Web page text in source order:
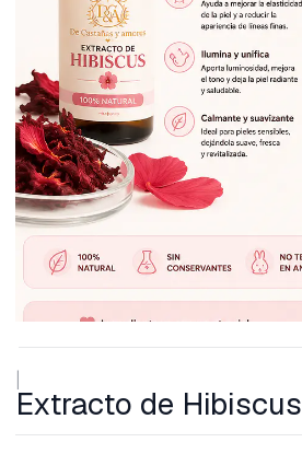
Extracto de Hibiscus